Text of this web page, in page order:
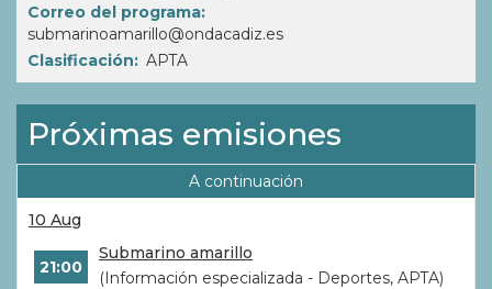
Correo del programa
submarinoamarillo@ondacadiz.es
Clasificación
APTA
Próximas emisiones
A continuación
10 Aug
21:00
Submarino amarillo
(Información especializada - Deportes, APTA)